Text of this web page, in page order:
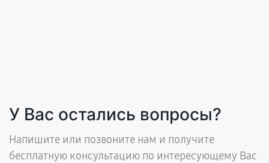
У Вас остались вопросы?
Напишите или позвоните нам и получите
бесплатную консультацию по интересующему Вас